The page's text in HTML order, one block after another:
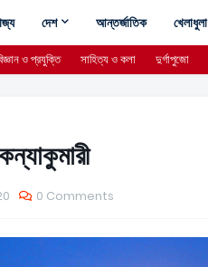
দেশ আন্তর্জাতিক খেলাধুলা
ও প্রযুক্তি সাহিত্য ও কলা দুর্গাপুজো
0 Comments